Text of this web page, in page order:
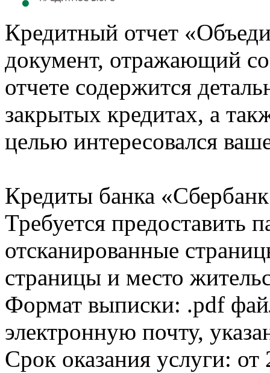
Кредитный отчет
документ, отражающий
отчете содержится
закрытых кредитах, а
целью интересовался
Кредиты банка
Требуется предоставить
отсканированные
страницы и место
Формат выписки: .pdf
электронную почту,
Срок оказания услуги: от